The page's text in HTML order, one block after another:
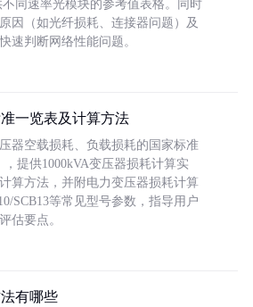
不同速率光模块的参考值表格。同时
因（如光纤损耗、连接器问题）及
速判断网络性能问题。
一览表及计算方法
器空载损耗、负载损耗的国家标准
，提供1000kVA变压器损耗计算实
算方法，并附电力变压器损耗计算
SCB13等常见型号参数，指导用户
估要点。
有哪些